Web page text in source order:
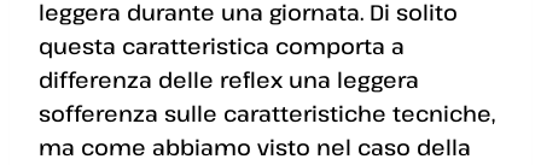
leggera durante una giornata. Di solito
questa caratteristica comporta a
differenza delle reflex una leggera
sofferenza sulle caratteristiche tecniche,
ma come abbiamo visto nel caso della